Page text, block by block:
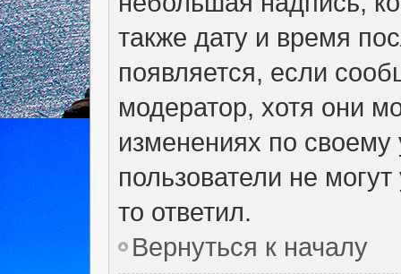
также дату и время
появляется, если
модератор, хотя они
изменениях по
пользователи не
то ответил.
Вернуться к началу